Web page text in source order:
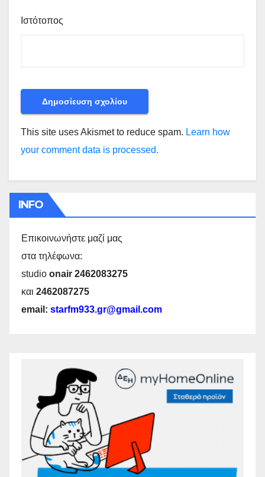
Ιστότοπος
This site uses Akismet to reduce spam. Learn how
your comment data is processed.
INFO
Επικοινωνήστε μαζί μας
στα τηλέφωνα:
studio onair 2462083275
και 2462087275
email: starfm933.gr@gmail.com